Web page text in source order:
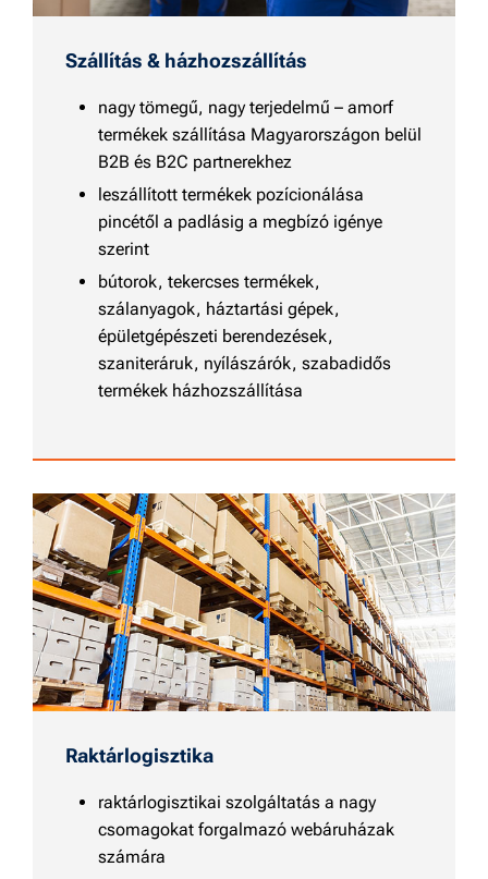
Szállítás & házhozszállítás
nagy tömegű, nagy terjedelmű – amorf
termékek szállítása Magyarországon belül
B2B és B2C partnerekhez
leszállított termékek pozícionálása
pincétől a padlásig a megbízó igénye
szerint
bútorok, tekercses termékek,
szálanyagok, háztartási gépek,
épületgépészeti berendezések,
szaniteráruk, nyílászárók, szabadidős
termékek házhozszállítása
Raktárlogisztika
raktárlogisztikai szolgáltatás a nagy
csomagokat forgalmazó webáruházak
számára